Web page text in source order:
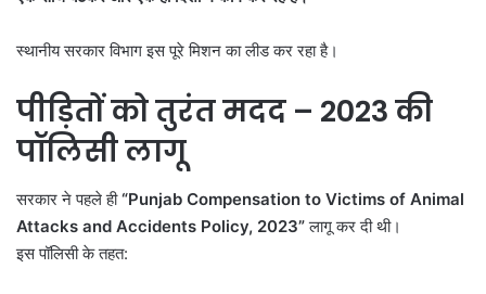
स्थानीय सरकार विभाग इस पूरे मिशन का लीड कर रहा है।
पीड़ितों को तुरंत मदद – 2023की
पॉलिसी लागू
सरकार ने पहले ही“Punjab Compensation to Victims of Animal
Attacks and Accidents Policy, 2023”लागू कर दी थी।
इस पॉलिसी के तहत: